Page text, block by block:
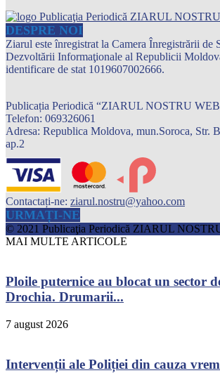
DESPRE NOI
Ziarul este înregistrat la Camera Înregistrării de
Dezvoltării Informaţionale al Republicii
identificare de stat 1019607002666.
Publicația Periodică “ZIARUL NOSTRU
Telefon: 069326061
Adresa: Republica Moldova, mun.Soroca, Str.
ap.2
Contactați-ne: ziarul.nostru@yahoo.com
URMAȚI-NE
© 2021 Publicaţia Periodică ZIARUL
MAI MULTE ARTICOLE
Ploile puternice au blocat un sector
Drochia. Drumarii...
7 august 2026
Intervenții ale Poliției din cauza